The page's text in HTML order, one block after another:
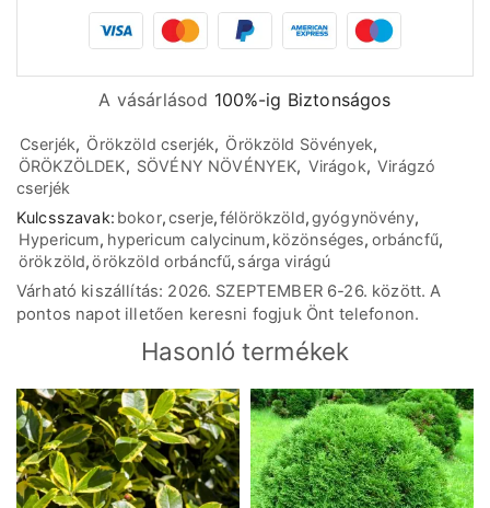
A vásárlásod 100%-ig Biztonságos
Cserjék, Örökzöld cserjék, Örökzöld Sövények,
ÖRÖKZÖLDEK, SÖVÉNY NÖVÉNYEK, Virágok, Virágzó
cserjék
Kulcsszavak: bokor,cserje,félörökzöld,gyógynövény,
Hypericum, hypericum calycinum, közönséges, orbáncfű,
örökzöld, örökzöld orbáncfű, sárga virágú
Várható kiszállítás: 2026. SZEPTEMBER 6-26. között. A
pontos napot illetően keresni fogjuk Önt telefonon.
Hasonló termékek